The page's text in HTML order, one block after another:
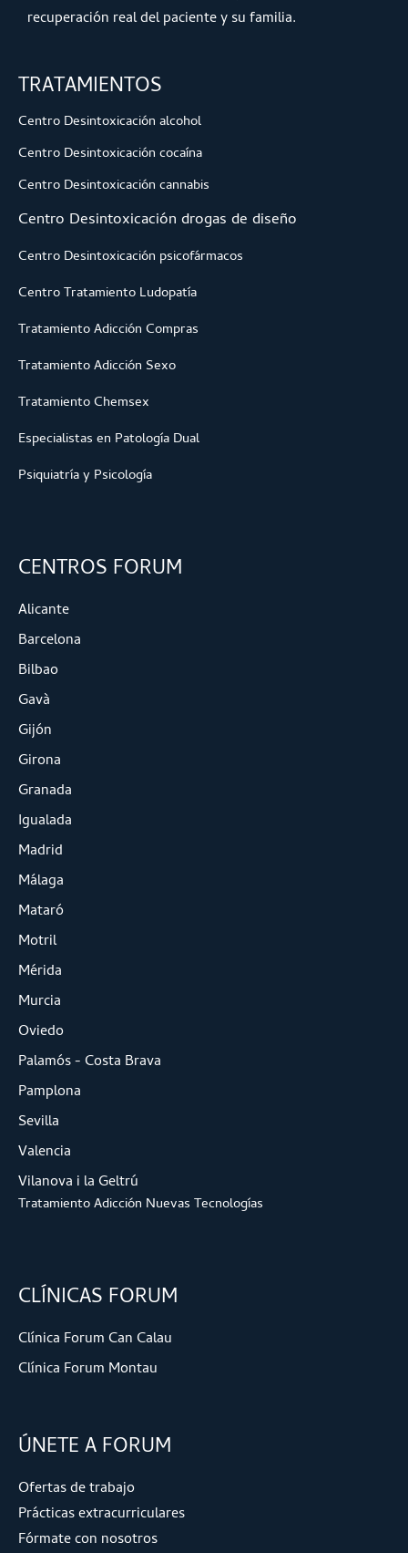
recuperación real del paciente y su familia.
TRATAMIENTOS
Centro Desintoxicación alcohol
Centro Desintoxicación cocaína
Centro Desintoxicación cannabis
Centro Desintoxicación drogas de diseño
Centro Desintoxicación psicofármacos
Centro Tratamiento Ludopatía
Tratamiento Adicción Compras
Tratamiento Adicción Sexo
Tratamiento Chemsex
Especialistas en Patología Dual
Psiquiatría y Psicología
CENTROS FORUM
Alicante
Barcelona
Bilbao
Gavà
Gijón
Girona
Granada
Igualada
Madrid
Málaga
Mataró
Motril
Mérida
Murcia
Oviedo
Palamós - Costa Brava
Pamplona
Sevilla
Valencia
Vilanova i la Geltrú
Tratamiento Adicción Nuevas Tecnologías
CLÍNICAS FORUM
Clínica Forum Can Calau
Clínica Forum Montau
ÚNETE A FORUM
Ofertas de trabajo
Prácticas extracurriculares
Fórmate con nosotros